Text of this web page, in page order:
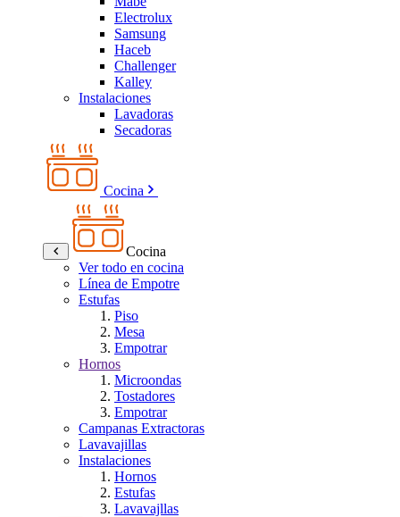
Electrolux
Samsung
Haceb
Challenger
Kalley
Instalaciones
Lavadoras
Secadoras
Cocina
Cocina
Ver todo en cocina
Línea de Empotre
Estufas
Piso
Mesa
Empotrar
Hornos
Microondas
Tostadores
Empotrar
Campanas Extractoras
Lavavajillas
Instalaciones
Hornos
Estufas
Lavavajllas